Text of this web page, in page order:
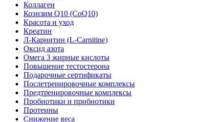
Коллаген
Коэнзим Q10 (CoQ10)
Красота и уход
Креатин
Л-Карнитин (L-Сarnitine)
Оксид азота
Омега 3 жирные кислоты
Повышение тестостерона
Подарочные сертификаты
Послетренировочные комплексы
Предтренировочные комплексы
Пробиотики и прибиотики
Протеины
Снижение веса